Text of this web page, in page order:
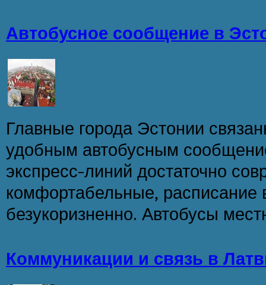
Автобусное сообщение в
Главные города Эстонии
удобным автобусным
экспресс-линий достаточно
комфортабельные, расписание
безукоризненно. Автобусы
Коммуникации и связь в